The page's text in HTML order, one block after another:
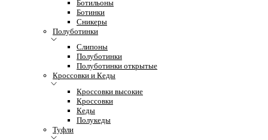
Ботильоны
Ботинки
Сникеры
Полуботинки
Слипоны
Полуботинки
Полуботинки открытые
Кроссовки и Кеды
Кроссовки высокие
Кроссовки
Кеды
Полукеды
Туфли